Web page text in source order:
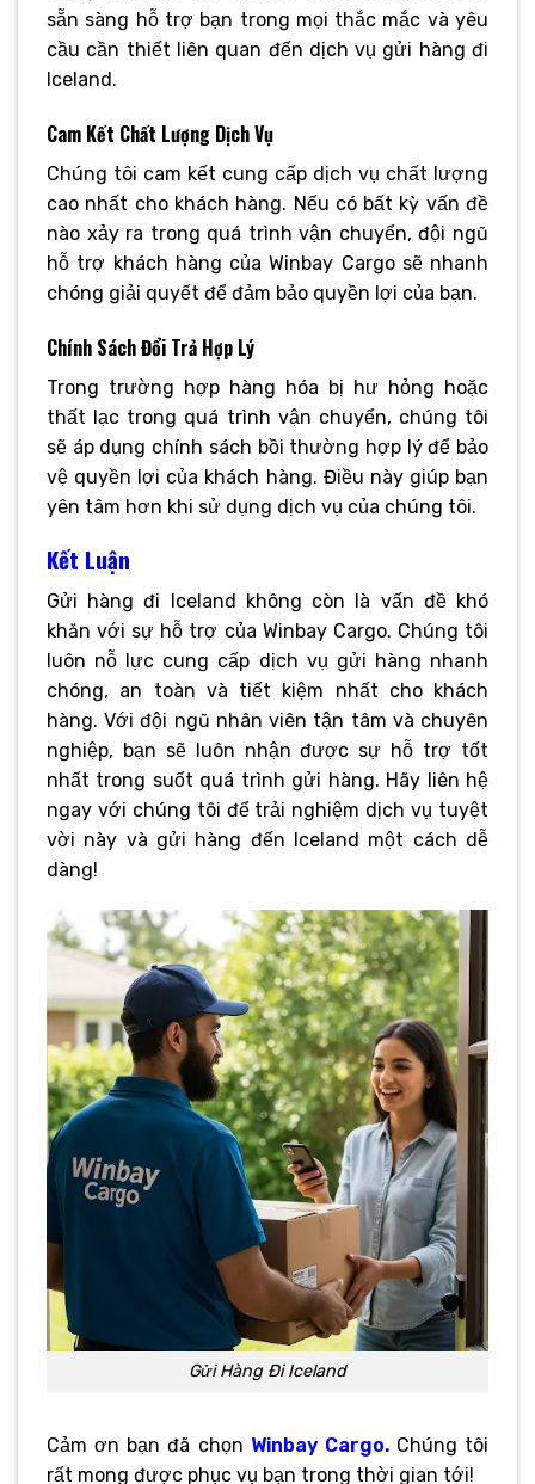
sẵn sàng hỗ trợ bạn trong mọi thắc mắc và yêu
cầu cần thiết liên quan đến dịch vụ gửi hàng đi
Iceland.
Cam Kết Chất Lượng Dịch Vụ
Chúng tôi cam kết cung cấp dịch vụ chất lượng
cao nhất cho khách hàng. Nếu có bất kỳ vấn đề
nào xảy ra trong quá trình vận chuyển, đội ngũ
hỗ trợ khách hàng của Winbay Cargo sẽ nhanh
chóng giải quyết để đảm bảo quyền lợi của bạn.
Chính Sách Đổi Trả Hợp Lý
Trong trường hợp hàng hóa bị hư hỏng hoặc
thất lạc trong quá trình vận chuyển, chúng tôi
sẽ áp dụng chính sách bồi thường hợp lý để bảo
vệ quyền lợi của khách hàng. Điều này giúp bạn
yên tâm hơn khi sử dụng dịch vụ của chúng tôi.
Kết Luận
Gửi hàng đi Iceland không còn là vấn đề khó
khăn với sự hỗ trợ của Winbay Cargo. Chúng tôi
luôn nỗ lực cung cấp dịch vụ gửi hàng nhanh
chóng, an toàn và tiết kiệm nhất cho khách
hàng. Với đội ngũ nhân viên tận tâm và chuyên
nghiệp, bạn sẽ luôn nhận được sự hỗ trợ tốt
nhất trong suốt quá trình gửi hàng. Hãy liên hệ
ngay với chúng tôi để trải nghiệm dịch vụ tuyệt
vời này và gửi hàng đến Iceland một cách dễ
dàng!
Gửi Hàng Đi Iceland
Cảm ơn bạn đã chọn Winbay Cargo.Chúng tôi
rất mong được phục vụ bạn trong thời gian tới!